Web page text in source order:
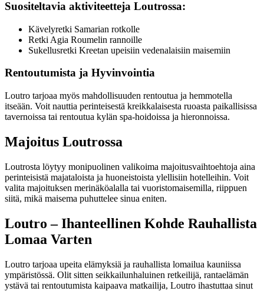
Suositeltavia aktiviteetteja Loutrossa:
Kävelyretki Samarian rotkolle
Retki Agia Roumelin rannoille
Sukellusretki Kreetan upeisiin vedenalaisiin maisemiin
Rentoutumista ja Hyvinvointia
Loutro tarjoaa myös mahdollisuuden rentoutua ja hemmotella
itseään. Voit nauttia perinteisestä kreikkalaisesta ruoasta paikallisissa
tavernoissa tai rentoutua kylän spa-hoidoissa ja hieronnoissa.
Majoitus Loutrossa
Loutrosta löytyy monipuolinen valikoima majoitusvaihtoehtoja aina
perinteisistä majataloista ja huoneistoista ylellisiin hotelleihin. Voit
valita majoituksen merinäköalalla tai vuoristomaisemilla, riippuen
siitä, mikä maisema puhuttelee sinua eniten.
Loutro – Ihanteellinen Kohde Rauhallista
Lomaa Varten
Loutro tarjoaa upeita elämyksiä ja rauhallista lomailua kauniissa
ympäristössä. Olit sitten seikkailunhaluinen retkeilijä, rantaelämän
ystävä tai rentoutumista kaipaava matkailija, Loutro ihastuttaa sinut